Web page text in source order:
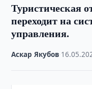
Туристическая
переходит на
управления.
Аскар Якубов